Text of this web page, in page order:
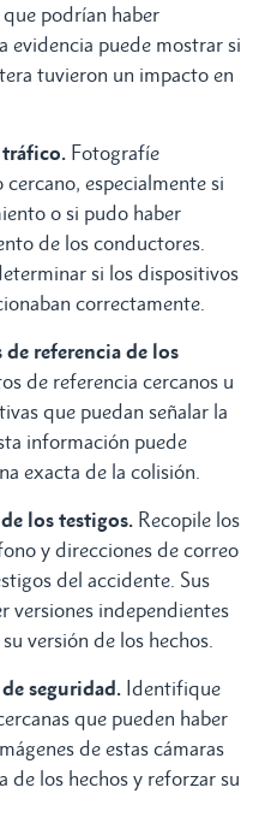
podrían haber
evidencia puede mostrar si
tuvieron un impacto en
tráfico. Fotografíe
especialmente si
o si pudo haber
de los conductores.
si los dispositivos
correctamente.
referencia de los
de referencia cercanos u
que puedan señalar la
información puede
exacta de la colisión.
los testigos. Recopile los
y direcciones de correo
del accidente. Sus
versiones independientes
versión de los hechos.
seguridad. Identifique
que pueden haber
de estas cámaras
de los hechos y reforzar su